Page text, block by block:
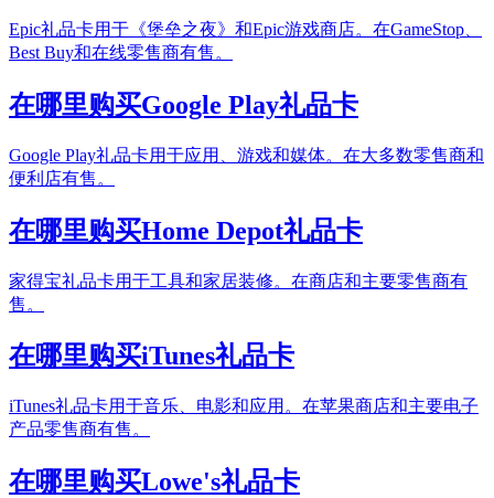
Epic礼品卡用于《堡垒之夜》和Epic游戏商店。在GameStop、
Best Buy和在线零售商有售。
在哪里购买Google Play礼品卡
Google Play礼品卡用于应用、游戏和媒体。在大多数零售商和
便利店有售。
在哪里购买Home Depot礼品卡
家得宝礼品卡用于工具和家居装修。在商店和主要零售商有
售。
在哪里购买iTunes礼品卡
iTunes礼品卡用于音乐、电影和应用。在苹果商店和主要电子
产品零售商有售。
在哪里购买Lowe's礼品卡